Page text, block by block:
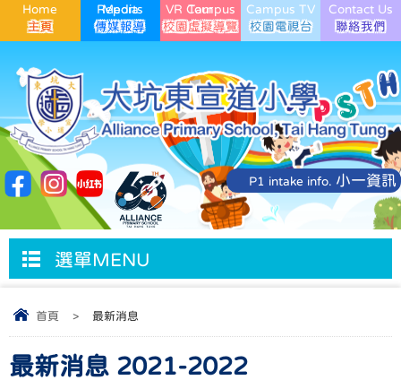
Home Media Reports VR Campus Tour Campus TV Contact Us
P1 intake info. 小一資訊
選單MENU
首頁 > 最新消息
最新消息 2021-2022